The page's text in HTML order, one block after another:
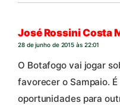
José Rossini Costa
28 de junho de 2015 às 22:01
O Botafogo vai jogar
favorecer o Sampaio.
oportunidades para